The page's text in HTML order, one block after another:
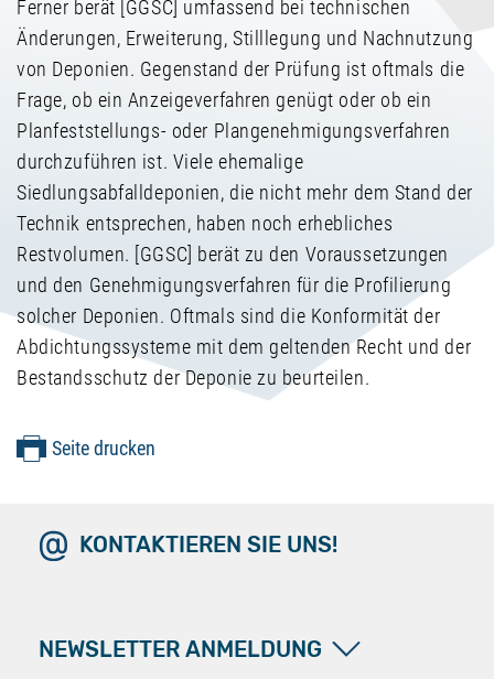
Ferner berät [GGSC] umfassend bei technischen
Änderungen, Erweiterung, Stilllegung und Nachnutzung
von Deponien. Gegenstand der Prüfung ist oftmals die
Frage, ob ein Anzeigeverfahren genügt oder ob ein
Planfeststellungs- oder Plangenehmigungsverfahren
durchzuführen ist. Viele ehemalige
Siedlungsabfalldeponien, die nicht mehr dem Stand der
Technik entsprechen, haben noch erhebliches
Restvolumen. [GGSC] berät zu den Voraussetzungen
und den Genehmigungsverfahren für die Profilierung
solcher Deponien. Oftmals sind die Konformität der
Abdichtungssysteme mit dem geltenden Recht und der
Bestandsschutz der Deponie zu beurteilen.
Seite drucken
KONTAKTIEREN SIE UNS!
NEWSLETTER ANMELDUNG